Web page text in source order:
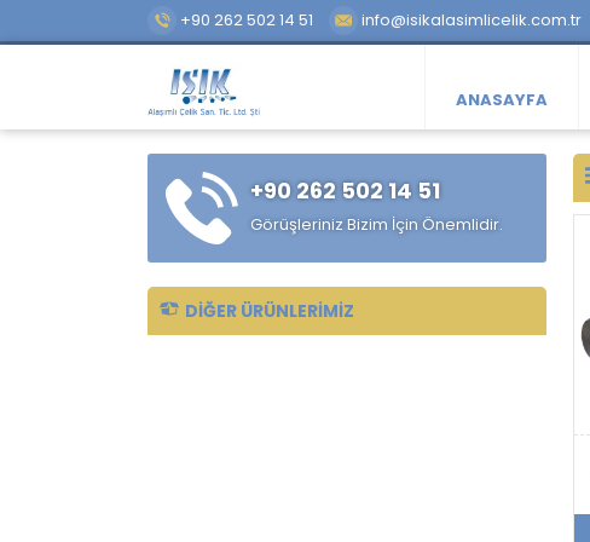
+90 262 502 14 51 info@isikalasimlicelik.com.tr
ANASAYFA
+90 262 502 14 51
Görüşleriniz Bizim İçin Önemlidir.
DIĞER ÜRÜNLERIMIZ